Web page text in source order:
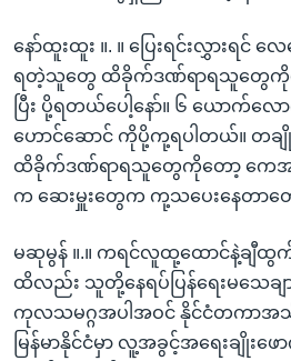
နော်ထူးထူး ။. ။ ပြေးရင်းလွှားရ
ရတဲ့သူတွေ ထိခိုက်ဒဏ်ရာရသူတွေကို
ပြီး ပို့ရတယ်ပေါ့နော်။ ၆ ယောက်
ဟောင်ဆောင် ကိုပို့ကု့ရပါတယ်။ တချို့
ထိခိုက်ဒဏ်ရာရသူတွေကိုတော့ ကေအင်
က ဆေးမှူးတွေက ကု့သပေးနေတာတ
မဆုမွန် ။.။ ကရင်လူထု့ထောင်နဲ့ချီထွက်
ထိလည်း သူတို့နေရပ်ပြန်ရေးမသေချ
ကုလသမဂ္ဂအပါအဝင် နိုင်ငံတကာအ
မြန်မာနိုင်ငံမှာ လူ့အခွင့်အရေးချိုးဖ